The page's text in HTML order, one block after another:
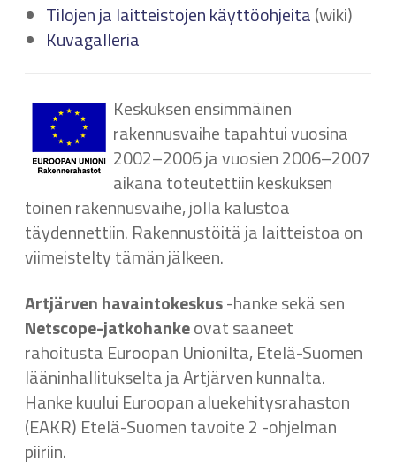
Tilojen ja laitteistojen käyttöohjeita(wiki)
Kuvagalleria
Keskuksen ensimmäinen
rakennusvaihe tapahtui vuosina
2002–2006 ja vuosien 2006–2007
aikana toteutettiin keskuksen
toinen rakennusvaihe, jolla kalustoa
täydennettiin. Rakennustöitä ja laitteistoa on
viimeistelty tämän jälkeen.
Artjärven havaintokeskus-hanke sekä sen
Netscope-jatkohankeovat saaneet
rahoitusta Euroopan Unionilta, Etelä-Suomen
lääninhallitukselta ja Artjärven kunnalta.
Hanke kuului Euroopan aluekehitysrahaston
(EAKR) Etelä-Suomen tavoite 2 -ohjelman
piiriin.